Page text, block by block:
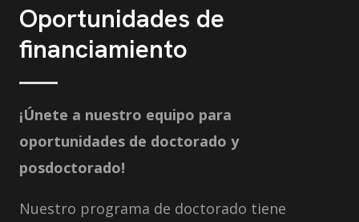
Oportunidades de
financiamiento
¡Únete a nuestro equipo para
oportunidades de doctorado y
posdoctorado!
Nuestro programa de doctorado tiene